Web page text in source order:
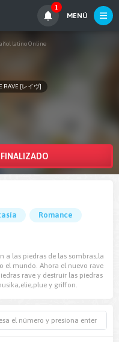
1
MENÚ
latino Online
RAVE [レイヴ]
FINALIZADO
Romance
a las piedras de las sombras,la
el mundo. Ahora el nuevo rave
rave y destruir las piedras
y griffon.